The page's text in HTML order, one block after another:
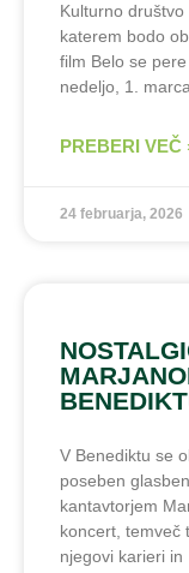
Kulturno
katerem bodo
film Belo se
nedeljo, 1.
PREBERI VEČ
24 februarja, 2026
V Benediktu se
poseben
kantavtorjem
koncert, temveč
njegovi karieri in